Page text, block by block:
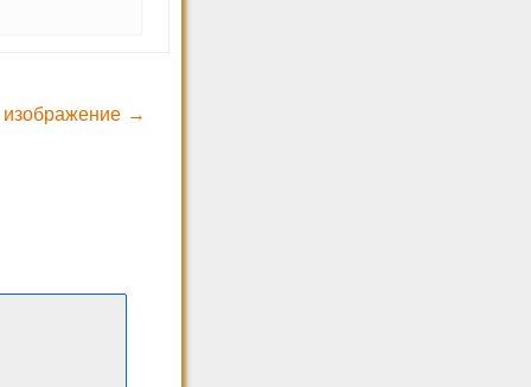
→